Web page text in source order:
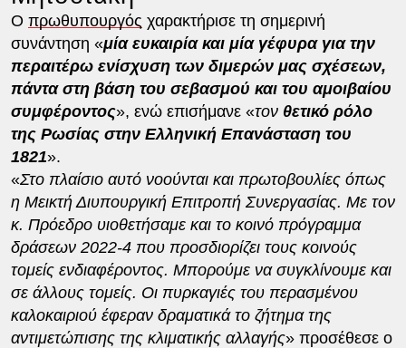
Ο πρωθυπουργός χαρακτήρισε τη σημερινή
συνάντηση «μία ευκαιρία και μία γέφυρα για την
περαιτέρω ενίσχυση των διμερών μας σχέσεων,
πάντα στη βάση του σεβασμού και του αμοιβαίου
συμφέροντος», ενώ επισήμανε «τον θετικό ρόλο
της Ρωσίας στην Ελληνική Επανάσταση του
1821».
«Στο πλαίσιο αυτό νοούνται και πρωτοβουλίες όπως
η Μεικτή Διυπουργική Επιτροπή Συνεργασίας. Με τον
κ. Πρόεδρο υιοθετήσαμε και το κοινό πρόγραμμα
δράσεων 2022-4 που προσδιορίζει τους κοινούς
τομείς ενδιαφέροντος. Μπορούμε να συγκλίνουμε και
σε άλλους τομείς. Οι πυρκαγιές του περασμένου
καλοκαιριού έφεραν δραματικά το ζήτημα της
αντιμετώπισης της κλιματικής αλλαγής» προσέθεσε ο